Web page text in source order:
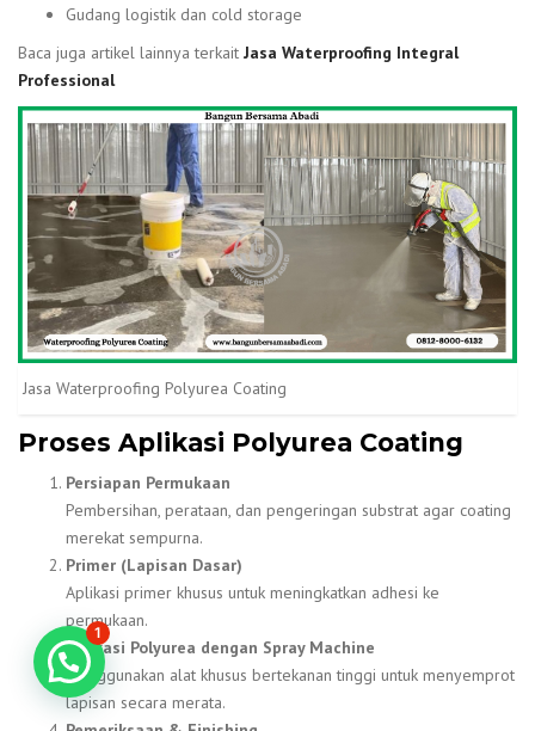
Gudang logistik dan cold storage
Baca juga artikel lainnya terkait Jasa Waterproofing Integral
Professional
Jasa Waterproofing Polyurea Coating
Proses Aplikasi Polyurea Coating
Persiapan Permukaan
Pembersihan, perataan, dan pengeringan substrat agar coating
merekat sempurna.
Primer (Lapisan Dasar)
Aplikasi primer khusus untuk meningkatkan adhesi ke
permukaan.
Aplikasi Polyurea dengan Spray Machine
Menggunakan alat khusus bertekanan tinggi untuk menyemprot
lapisan secara merata.
1
Konsultasi GRATIS!